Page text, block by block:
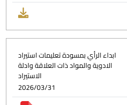
ابداء الرأي بمسودة تعليمات استيراد
الادوية والمواد ذات العلاقة وادلة
الاستيراد
2026/03/31